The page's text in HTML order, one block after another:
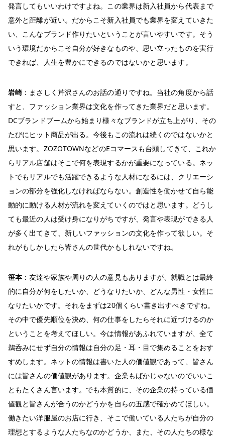
発言してもいいわけですよね。この業界は新入社員から代表まで
意外と距離が近い。だからこそ新入社員でも業界を変えていきた
い、こんなブランド作りたいということが言いやすいです。そう
いう環境だからこそ自分が好きなものや、思い立ったものを実行
できれば、人生を豊かにできるのではないかと思います。
岩崎 ：まさしく芹沢さんのお話の通りですね。当社の角度から話
すと、ファッション業界は文化を作ってきた業界だと思います。
DCブランドブームから始まり様々なブランドが立ち上がり、その
たびにヒット商品が出る。今後もこの流れは続くのではないかと
思います。ZOZOTOWNなどのEコマースも台頭してきて、これか
らリアル店舗はそこで何を表現するかが重要になっている。ネッ
トでもリアルでも活躍できるような人材になるには、クリエーシ
ョンの部分を強化しなければならない。創造性を働かせて自ら能
動的に動ける人材が流れを変えていくのではと思います。どうし
ても最近の人は受け身になりがちですが、発言や表現ができる人
が多く出てきて、新しいファッションの文化を作って欲しい。そ
れがもしかしたら皆さんの世代かもしれないですね。
笹本：友達や家族や周りの人の意見もありますが、就職とは最終
的に自分が何をしたいか、どうなりたいか、どんな男性・女性に
なりたいかです。それをまずは20個くらい書き出すべきですね。
その中で優先順位を決め、何の仕事をしたらそれに近づけるのか
ということを考えてほしい。今は情報があふれていますが、全て
鵜呑みにせず自分の情報は自分の足・耳・目で集めることをおす
すめします。ネットの情報は書いた人の価値観であって、皆さん
には皆さんの価値観があります。企業もばかじゃないのでいいこ
ともたくさん言います。でも本質的に、その企業の持っている価
値観と皆さんが合うのかどうかを自らの五感で確かめてほしい。
働きたい洋服屋のお店に行き、そこで働いている人たちが自分の
理想とするような人たちなのかどうか、また、その人たちの様な